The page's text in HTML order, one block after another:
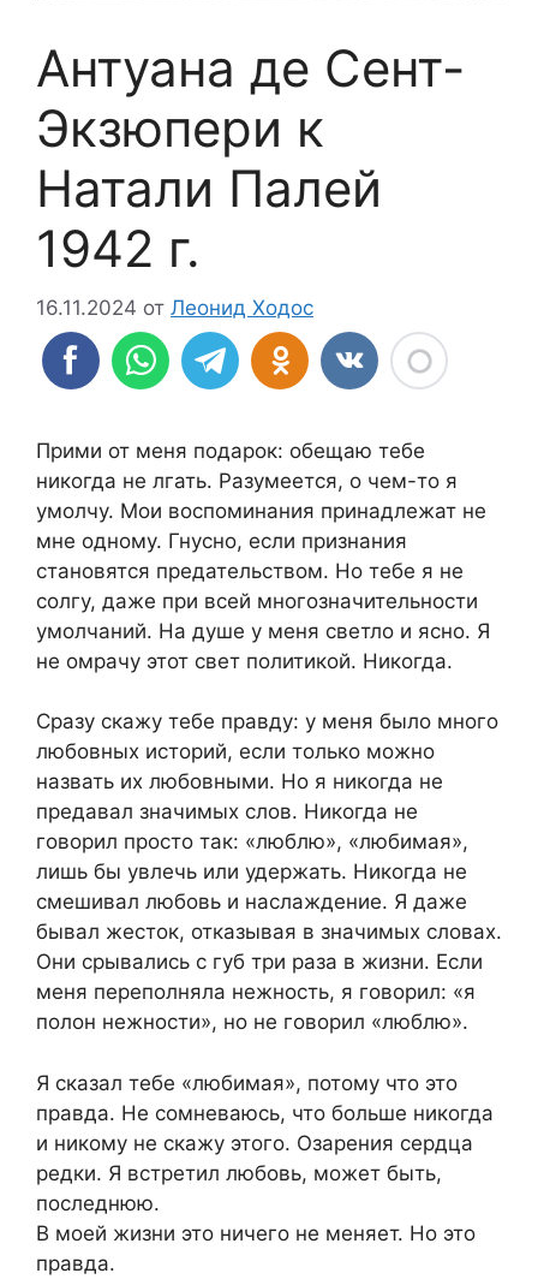
Антуана де Сент-
Экзюпери к
Натали Палей
1942 г.
16.11.2024 от Леонид Ходос
Прими от меня подарок: обещаю тебе
никогда не лгать. Разумеется, о чем-то я
умолчу. Мои воспоминания принадлежат не
мне одному. Гнусно, если признания
становятся предательством. Но тебе я не
солгу, даже при всей многозначительности
умолчаний. На душе у меня светло и ясно. Я
не омрачу этот свет политикой. Никогда.
Сразу скажу тебе правду: у меня было много
любовных историй, если только можно
назвать их любовными. Но я никогда не
предавал значимых слов. Никогда не
говорил просто так: «люблю», «любимая»,
лишь бы увлечь или удержать. Никогда не
смешивал любовь и наслаждение. Я даже
бывал жесток, отказывая в значимых словах.
Они срывались с губ три раза в жизни. Если
меня переполняла нежность, я говорил: «я
полон нежности», но не говорил «люблю».
Я сказал тебе «любимая», потому что это
правда. Не сомневаюсь, что больше никогда
и никому не скажу этого. Озарения сердца
редки. Я встретил любовь, может быть,
последнюю.
В моей жизни это ничего не меняет. Но это
правда.